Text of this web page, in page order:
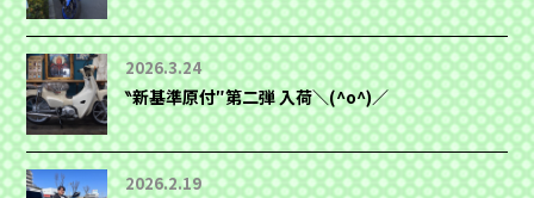
2026.3.24
‶新基準原付″第二弾 入荷＼(^o^)／
2026.2.19